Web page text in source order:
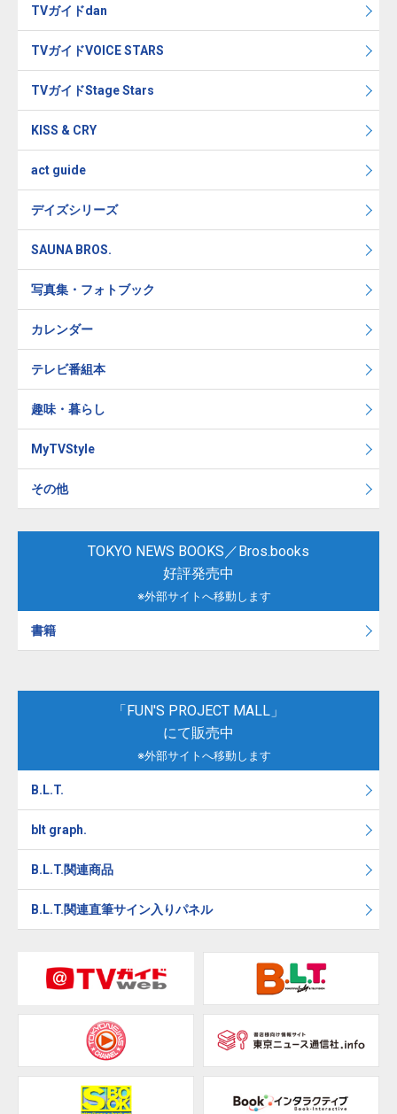
TVガイドdan
TVガイドVOICE STARS
TVガイドStage Stars
KISS & CRY
act guide
デイズシリーズ
SAUNA BROS.
写真集・フォトブック
カレンダー
テレビ番組本
趣味・暮らし
MyTVStyle
その他
TOKYO NEWS BOOKS／Bros.books
好評発売中
※外部サイトへ移動します
書籍
「FUN'S PROJECT MALL」
にて販売中
※外部サイトへ移動します
B.L.T.
blt graph.
B.L.T.関連商品
B.L.T.関連直筆サイン入りパネル